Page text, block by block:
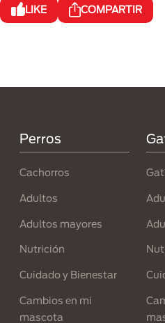
LIKE COMPARTIR
Perros
Cachorros
Adultos
Adultos mayores
Nutrición
Cuidado y Bienestar
Cambios en mi
mascota